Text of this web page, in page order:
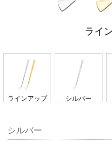
ライ
ラインアップ シルバー
シルバー